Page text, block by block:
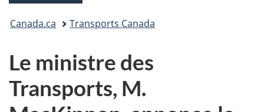
Vous
ici :
Canada.ca Transports Canada
Le ministre des
Transports, M.